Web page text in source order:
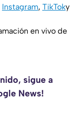
Instagram, TikToky
en vivo de
sigue a
News!